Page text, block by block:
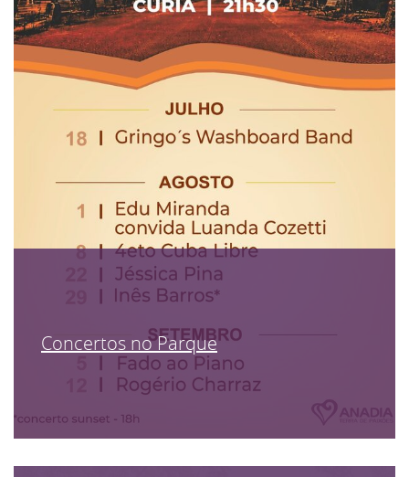
Concertos no Parque